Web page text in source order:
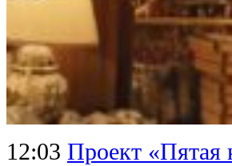
12:03 Проект «Пятая